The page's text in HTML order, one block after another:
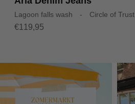
Lagoon falls wash - Circle of Trust
€119,95